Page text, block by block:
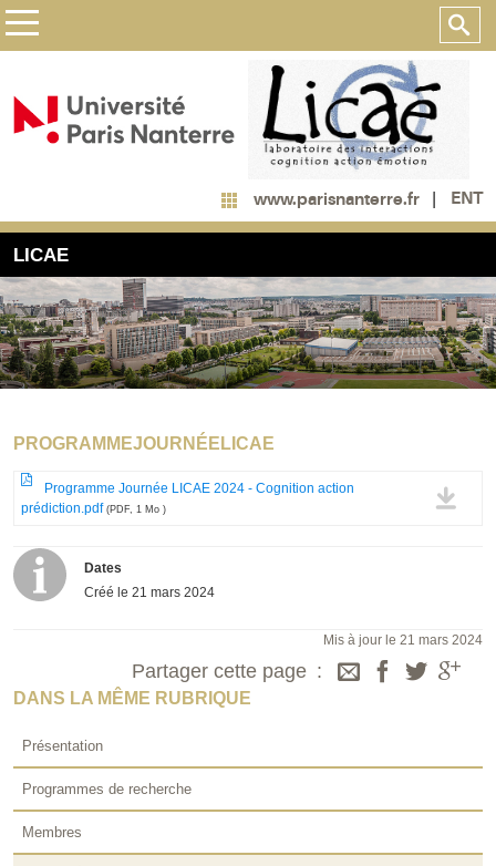
www.parisnanterre.fr ENT
LICAE
PROGRAMMEJOURNÉELICAE
Programme Journée LICAE 2024 - Cognition action
prédiction.pdf (PDF, 1 Mo )
Dates
Créé le 21 mars 2024
Mis à jour le 21 mars 2024
Partager cette page
DANS LA MÊME RUBRIQUE
Présentation
Programmes de recherche
Membres